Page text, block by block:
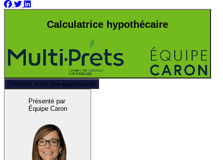
Calculatrice hypothécaire
Obtenez votre pré-approbation
Présenté par
Équipe Caron